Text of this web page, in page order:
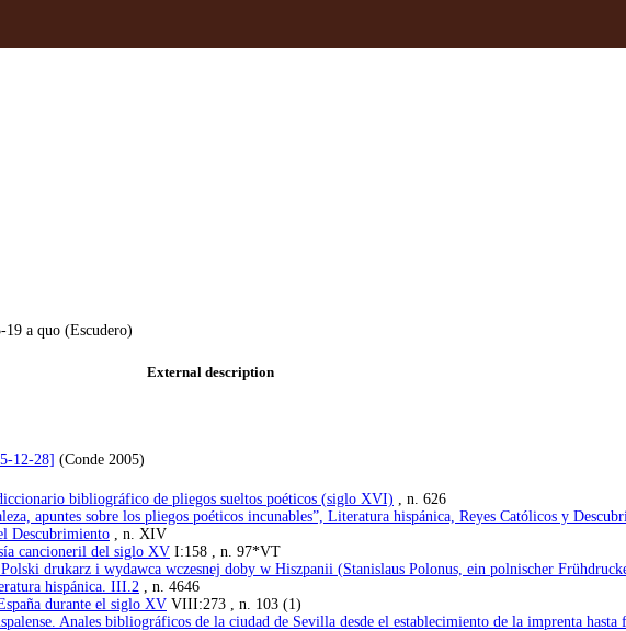
19 a quo (Escudero)
External description
12-28] (Conde 2005)
bibliográfico de pliegos sueltos poéticos (siglo XVI) , n. 626
apuntes sobre los pliegos poéticos incunables”, Literatura hispánica, Reyes Católicos y
Descubrimiento , n. XIV
cancioneril del siglo XV I:158 , n. 97*VT
drukarz i wydawca wczesnej doby w Hiszpanii (Stanislaus Polonus, ein polnischer
hispánica. III.2 , n. 4646
durante el siglo XV VIII:273 , n. 103 (1)
Anales bibliográficos de la ciudad de Sevilla desde el establecimiento de la imprenta